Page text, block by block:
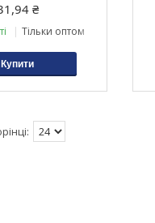
₴
Тільки оптом
Купити